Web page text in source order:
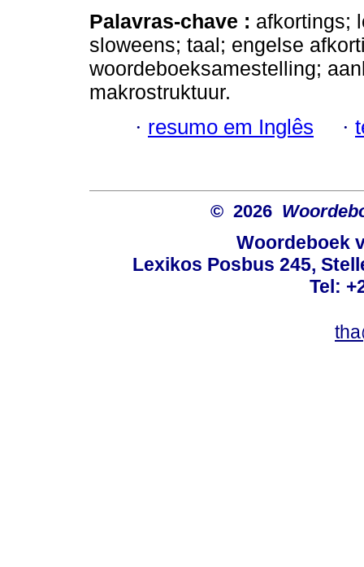
Palavras-chave : afkortings;
sloweens; taal; engelse
woordeboeksamestelling;
makrostruktuur.
· resumo em Inglês ·
© 2026
Woordeboek
Lexikos Posbus 245,
Tel: